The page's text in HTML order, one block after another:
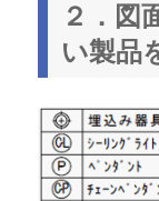
２．図
い製品